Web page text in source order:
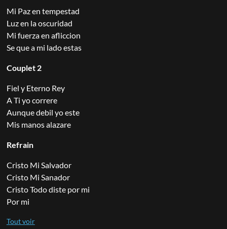
Mi Paz en tempestad
Luz en la oscuridad
Mi fuerza en afliccion
Se que a mi lado estas
Couplet 2
Fiel y Eterno Rey
A Ti yo correre
Aunque debil yo este
Mis manos alazare
Refrain
Cristo Mi Salvador
Cristo Mi Sanador
Cristo Todo diste por mi
Por mi